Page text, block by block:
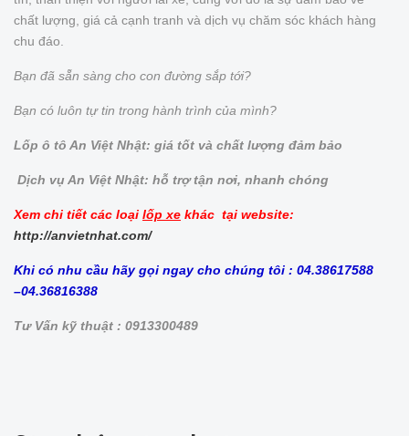
chất lượng, giá cả cạnh tranh và dịch vụ chăm sóc khách hàng
chu đáo.
Bạn đã sẵn sàng cho con đường sắp tới?
Bạn có luôn tự tin trong hành trình của mình?
Lốp ô tô An Việt Nhật: giá tốt và chất lượng đảm bảo
Dịch vụ An Việt Nhật: hỗ trợ tận nơi, nhanh chóng
Xem chi tiết các loại lốp xe khác tại website:
http://anvietnhat.com/
Khi có nhu cầu hãy gọi ngay cho chúng tôi : 04.38617588
–04.36816388
Tư Vấn kỹ thuật : 0913300489